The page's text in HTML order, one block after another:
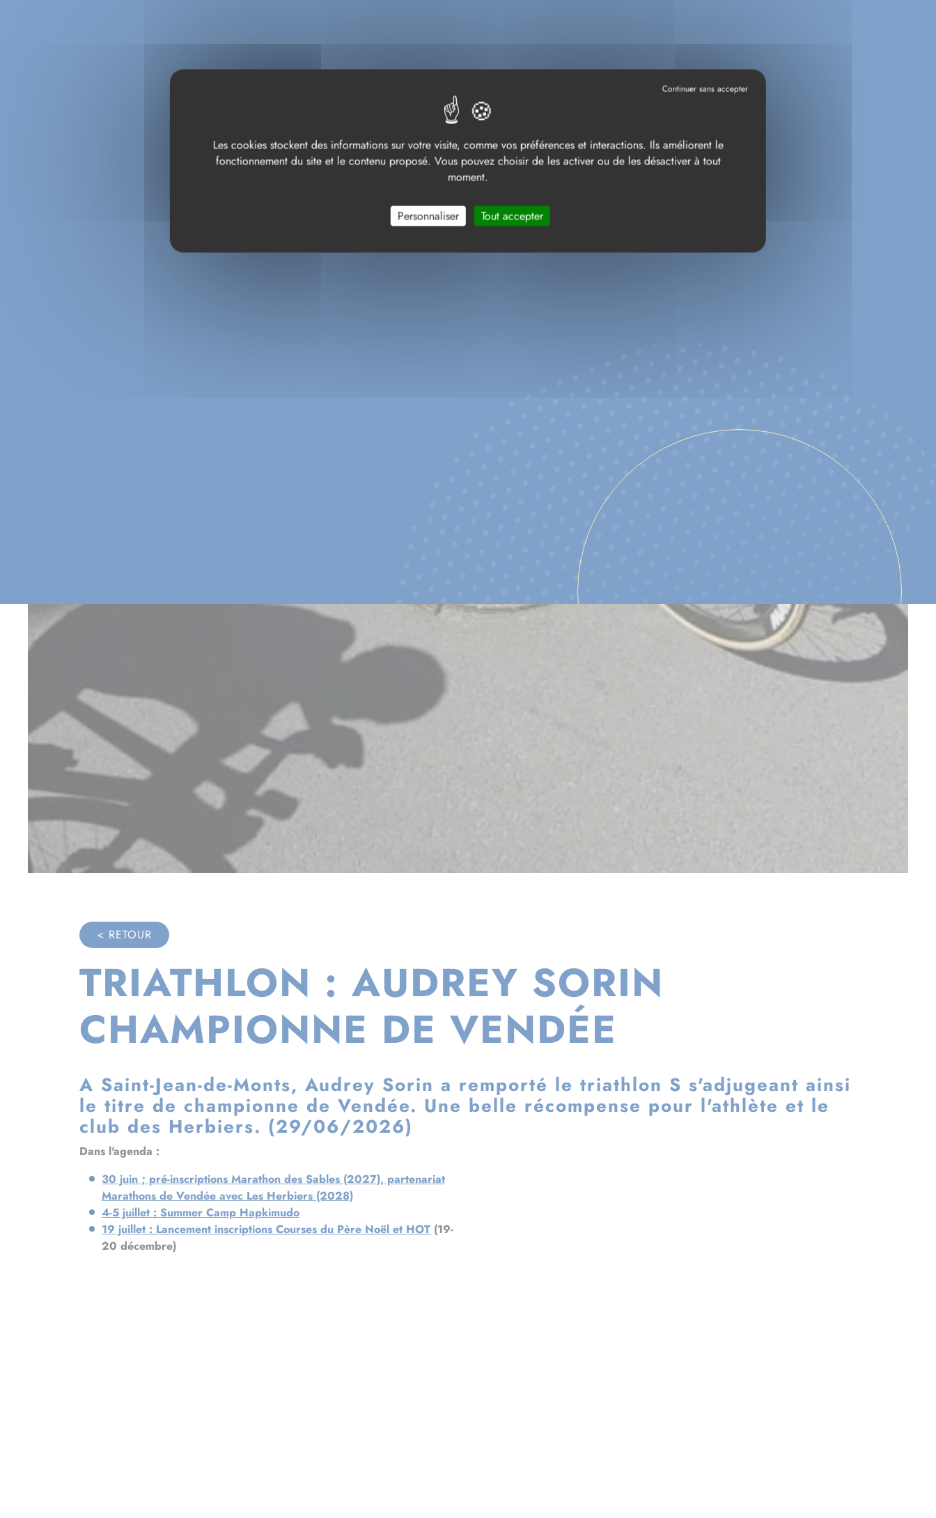
LES ACTUALITÉS
< RETOUR
TRIATHLON : AUDREY SORIN
CHAMPIONNE DE VENDÉE
A Saint-Jean-de-Monts, Audrey Sorin a remporté le triathlon S s'adjugeant ainsi
le titre de championne de Vendée. Une belle récompense pour l'athlète et le
club des Herbiers. (29/06/2026)
Dans l'agenda :
30 juin ; pré-inscriptions Marathon des Sables (2027), partenariat
Marathons de Vendée avec Les Herbiers (2028)
4-5 juillet : Summer Camp Hapkimudo
19 juillet : Lancement inscriptions Courses du Père Noël et HOT (19-
20 décembre)
Les cookies stockent des informations sur votre visite, comme vos préférences et interactions. Ils améliorent le
fonctionnement du site et le contenu proposé. Vous pouvez choisir de les activer ou de les désactiver à tout
moment.
Tout accepter
Personnaliser